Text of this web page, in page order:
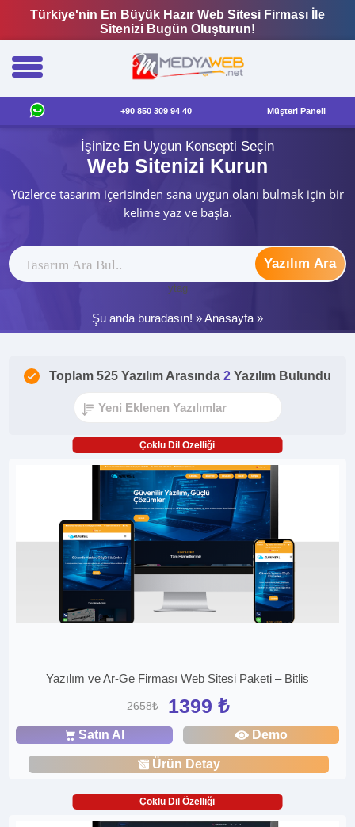
Türkiye'nin En Büyük Hazır Web Sitesi Firması İle
Sitenizi Bugün Oluşturun!
+90 850 309 94 40 Müşteri Paneli
İşinize En Uygun Konsepti Seçin
Web Sitenizi Kurun
Yüzlerce tasarım içerisinden sana uygun olanı bulmak için bir
kelime yaz ve başla.
Yazılım Ara
ytag
Şu anda buradasın! »Anasayfa »
Toplam 525 Yazılım Arasında 2 Yazılım Bulundu
Çoklu Dil Özelliği
Yazılım ve Ar-Ge Firması Web Sitesi Paketi – Bitlis
2658₺ 1399 ₺
Satın Al Demo
Ürün Detay
Çoklu Dil Özelliği